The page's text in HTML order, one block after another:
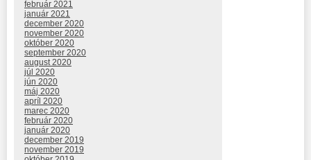
február 2021
január 2021
december 2020
november 2020
október 2020
september 2020
august 2020
júl 2020
jún 2020
máj 2020
apríl 2020
marec 2020
február 2020
január 2020
december 2019
november 2019